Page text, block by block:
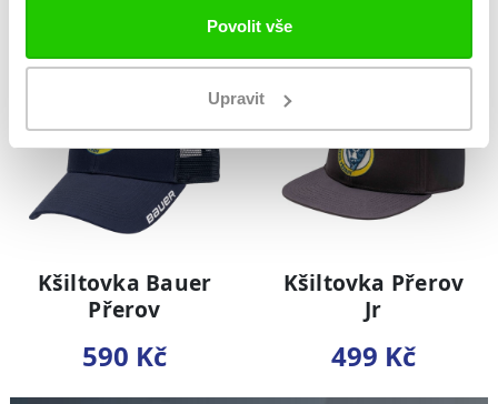
Povolit vše
Upravit
NOVINKA
Kšiltovka Bauer
Přerov
590 Kč
Kšiltovka Přerov
Jr
499 Kč